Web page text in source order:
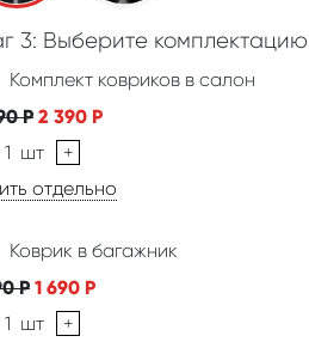
3: Выберите комплектацию
Комплект ковриков в салон
Р 2 390 Р
1 шт
+
отдельно
Коврик в багажник
Р 1 690 Р
1 шт +